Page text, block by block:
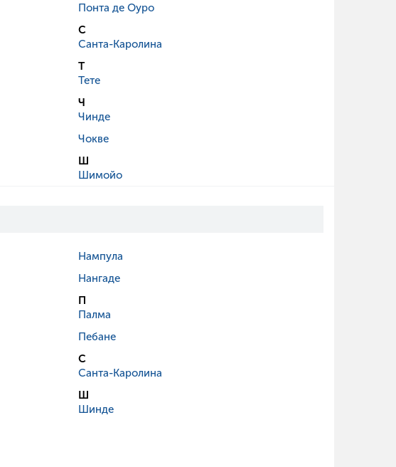
Понта де Оуро
С
Санта-Каролина
Т
Тете
Ч
Чинде
Чокве
Ш
Шимойо
Нампула
Нангаде
П
Палма
Пебане
С
Санта-Каролина
Ш
Шинде